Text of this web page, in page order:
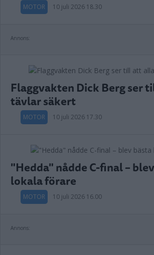
MOTOR 10 juli 2026 18.30
Annons:
Flaggvakten Dick Berg ser
tävlar säkert
MOTOR 10 juli 2026 17.30
"Hedda" nådde C-final –
lokala förare
MOTOR 10 juli 2026 16.00
Annons: